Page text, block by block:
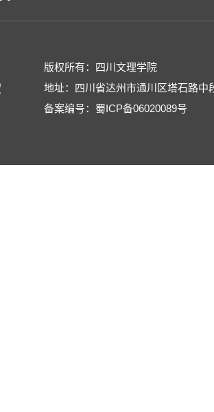
版权所有：四川文理学院
地址：四川省达州市通川区塔石路中
备案编号：蜀ICP备06020089号